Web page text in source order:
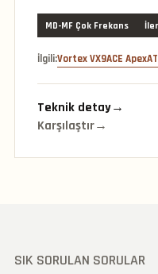
MD-MF Çok Frekans
İlgili:Vortex VX9ACE Apex
Teknik detay→
Karşılaştır→
SIK SORULAN SORULAR